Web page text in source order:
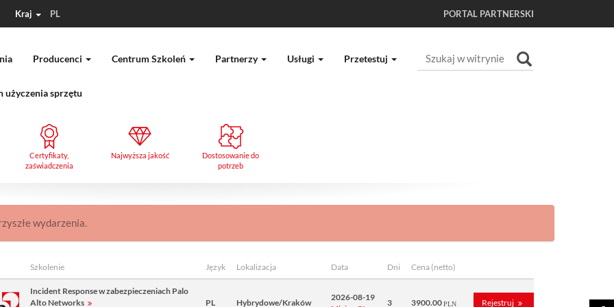
Kraj PL PORTAL PARTNERSKI
Producenci Centrum Szkoleń Partnerzy Usługi Przetestuj
użyczenia sprzętu
Szukaj
Certyfikaty,
zaświadczenia
Najwyższa jakość
Dostosowanie do
potrzeb
wydarzenia.
Szkolenie Język Lokalizacja Data Dni Cena (netto)
Incident Response w zabezpieczeniach Palo
Alto Networks
PL Hybrydowe/Kraków
2026-08-19
3 3900.00 Rejestruj